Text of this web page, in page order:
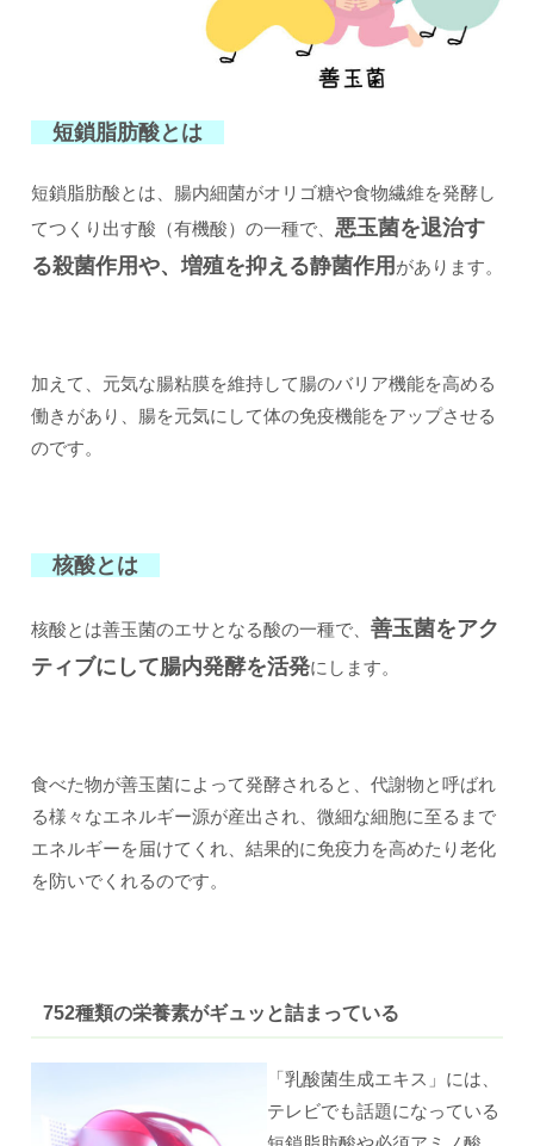
短鎖脂肪酸とは
短鎖脂肪酸とは、腸内細菌がオリゴ糖や食物繊維を発酵し
てつくり出す酸（有機酸）の一種で、 悪玉菌を退治す
る殺菌作用や、増殖を抑える静菌作用 があります。
加えて、元気な腸粘膜を維持して腸のバリア機能を高める
働きがあり、腸を元気にして体の免疫機能をアップさせる
のです。
核酸とは
核酸とは善玉菌のエサとなる酸の一種で、 善玉菌をアク
ティブにして腸内発酵を活発にします。
食べた物が善玉菌によって発酵されると、代謝物と呼ばれ
る様々なエネルギー源が産出され、微細な細胞に至るまで
エネルギーを届けてくれ、結果的に免疫力を高めたり老化
を防いでくれるのです。
752種類の栄養素がギュッと詰まっている
「乳酸菌生成エキス」には、
テレビでも話題になっている